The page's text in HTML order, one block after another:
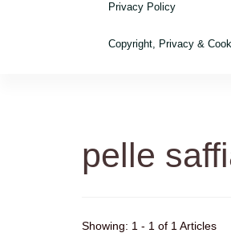
Privacy Policy
Copyright, Privacy &
pelle
Showing: 1 - 1 of 1 Articles